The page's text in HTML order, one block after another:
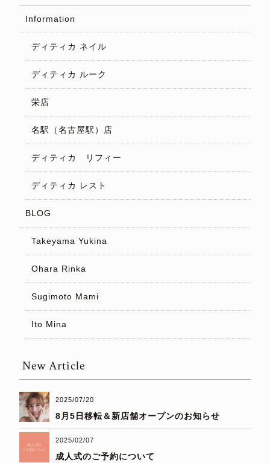
Information
ディティカ ネイル
ディティカ ルーク
栄店
名駅（名古屋駅）店
ディティカ リフィー
ディティカ レスト
BLOG
Takeyama Yukina
Ohara Rinka
Sugimoto Mami
Ito Mina
New Article
2025/07/20
8月5日移転＆新店舗オープンのお知らせ
2025/02/07
成人式のご予約について